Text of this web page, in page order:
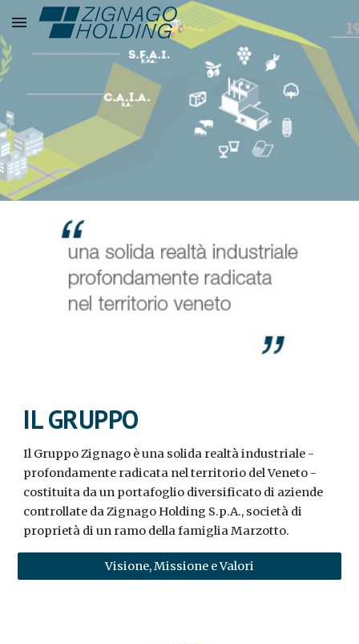
Skip to main content Skip to navigation
IL GRUPPO
Il Gruppo Zignago è una solida realtà industriale -
profondamente radicata nel territorio del Veneto -
costituita da un portafoglio diversificato di aziende
controllate da Zignago Holding S.p.A., società di
proprietà di un ramo della famiglia Marzotto.
Visione, Missione e Valori